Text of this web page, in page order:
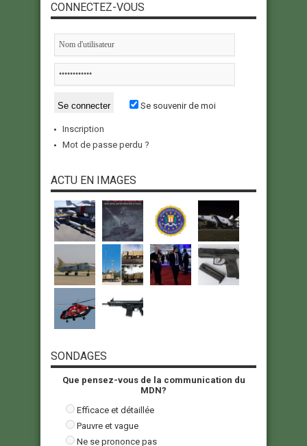
CONNECTEZ-VOUS
Se souvenir de moi
Inscription
Mot de passe perdu ?
ACTU EN IMAGES
SONDAGES
Que pensez-vous de la communication du
MDN?
Efficace et détaillée
Pauvre et vague
Ne se prononce pas